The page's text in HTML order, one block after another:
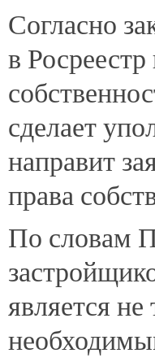
Согласно
в
сделает
направит
права
По словам
является